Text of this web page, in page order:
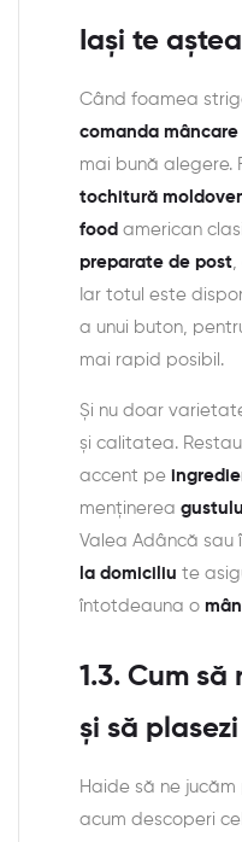
Iași te
Când foamea
comanda
mai bună alegere.
tochitură
food american
preparate de post
Iar totul este
a unui buton,
mai rapid posibil.
Și nu doar
și calitatea.
accent pe
menținerea
Valea Adâncă sau
la domiciliu te
întotdeauna o
1.3. Cum
și să
Haide să ne
acum descoperi